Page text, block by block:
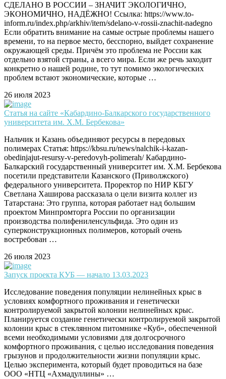
СДЕЛАНО В РОССИИ – ЗНАЧИТ ЭКОЛОГИЧНО,
ЭКОНОМИЧНО, НАДЁЖНО! Ссылка: https://www.to-
inform.ru/index.php/arkhiv/item/sdelano-v-rossii-znachit-nadegno
Если обратить внимание на самые острые проблемы нашего
времени, то на первое место, бесспорно, выйдет сохранение
окружающей среды. Причём это проблема не России как
отдельно взятой страны, а всего мира. Если же речь заходит
конкретно о нашей родине, то тут помимо экологических
проблем встают экономические, которые …
26 июля 2023
Статья на сайте «Кабардино-Балкарского государственного
университета им. Х.М. Бербекова»
Нальчик и Казань объединяют ресурсы в передовых
полимерах Статья: https://kbsu.ru/news/nalchik-i-kazan-
obedinjajut-resursy-v-peredovyh-polimerah/ Кабардино-
Балкарский государственный университет им. Х.М. Бербекова
посетили представители Казанского (Приволжского)
федерального университета. Проректор по НИР КБГУ
Светлана Хаширова рассказала о цели визита коллег из
Татарстана: Это группа, которая работает над большим
проектом Минпромторга России по организации
производства полифениленсульфида. Это один из
суперконструкционных полимеров, который очень
востребован …
26 июля 2023
Запуск проекта КУБ — начало 13.03.2023
Исследование поведения популяции нелинейных крыс в
условиях комфортного проживания и генетически
контролируемой закрытой колонии нелинейных крыс.
Планируется создание генетически контролируемой закрытой
колонии крыс в стеклянном питомнике «Куб», обеспеченной
всеми необходимыми условиями для долгосрочного
комфортного проживания, с целью исследования поведения
грызунов и продолжительности жизни популяции крыс.
Целью эксперимента, который будет проводиться на базе
ООО «НТЦ «Ахмадуллины» …